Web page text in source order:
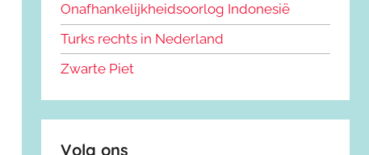
Onafhankelijkheidsoorlog Indonesië
Turks rechts in Nederland
Zwarte Piet
Volg ons